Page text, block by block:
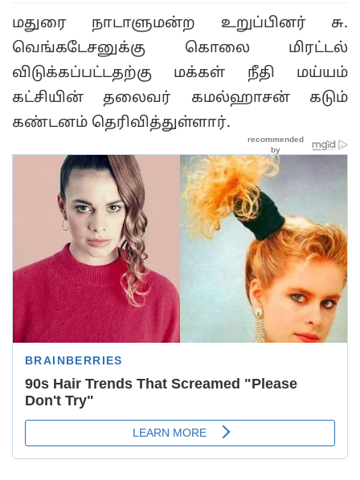
மதுரை நாடாளுமன்ற உறுப்பினர் சு.
வெங்கடேசனுக்கு கொலை மிரட்டல்
விடுக்கப்பட்டதற்கு மக்கள் நீதி மய்யம்
கட்சியின் தலைவர் கமல்ஹாசன் கடும்
கண்டனம் தெரிவித்துள்ளார்.